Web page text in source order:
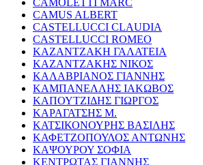
CAMUS ALBERT
CASTELLUCCI CLAUDIA
CASTELLUCCI ROMEO
ΚΑΖΑΝΤΖΑΚΗ ΓΑΛΑΤΕΙΑ
ΚΑΖΑΝΤΖΑΚΗΣ ΝΙΚΟΣ
ΚΑΛΑΒΡΙΑΝΟΣ ΓΙΑΝΝΗΣ
ΚΑΜΠΑΝΕΛΛΗΣ ΙΑΚΩΒΟΣ
ΚΑΠΟΥΤΖΙΔΗΣ ΓΙΩΡΓΟΣ
ΚΑΡΑΓΑΤΣΗΣ Μ.
ΚΑΤΣΙΚΟΝΟΥΡΗΣ ΒΑΣΙΛΗΣ
ΚΑΦΕΤΖΟΠΟΥΛΟΣ ΑΝΤΩΝΗΣ
ΚΑΨΟΥΡΟΥ ΣΟΦΙΑ
ΚΕΝΤΡΩΤΑΣ ΓΙΑΝΝΗΣ